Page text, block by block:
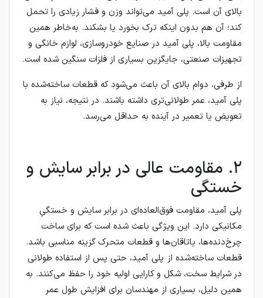
بالای آن است. پلی آمید می‌تواند وزن و فشار زیادی را تحمل
کند؛ آن هم بدون اینکه ترک بخورد یا بشکند. به‌خاطر همین
مقاومت بالا، پلی آمید در صنایع خودروسازی، لوازم خانگی و
تجهیزات صنعتی، جایگزین بسیاری از فلزات سنگین شده است.
از طرفی، دوام بالای آن باعث می‌شود که قطعات ساخته‌شده با
پلی آمید، عمر طولانی‌تری داشته باشند. در نتیجه، نیاز به
تعویض یا تعمیر در آینده به حداقل می‌رسد.
۲. مقاومت عالی در برابر سایش و
خستگی
پلی آمید، مقاومت فوق‌العاده‌ای در برابر سایش و خستگیِ
مکانیکی دارد. این ویژگی باعث شده است که برای ساخت
چرخ‌دنده‌ها، یاتاقان‌ها و قطعات متحرک گزینه مناسبی باشد.
قطعات ساخته‌شده از پلی آمید، حتی پس از استفاده طولانی
در شرایط سخت، شکل و کارایی اولیه خود را حفظ می‌کنند. به
همین دلیل، بسیاری از مهندسان برای افزایش طول عمر